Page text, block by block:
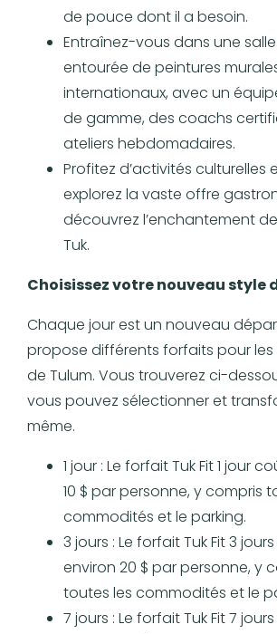
de pouce dont il a besoin.
Entraînez-vous dans une
entourée de peintures
internationaux, avec un
de gamme, des coachs
ateliers hebdomadaires.
Profitez d’activités culturelles
explorez la vaste offre
découvrez l’enchantement
Tuk.
Choisissez votre nouveau style
Chaque jour est un nouveau
propose différents forfaits pour
de Tulum. Vous trouverez ci-
vous pouvez sélectionner et
même.
1 jour : Le forfait Tuk Fit 1 jour
10 $ par personne, y compris
commodités et le parking.
3 jours : Le forfait Tuk Fit 3
environ 20 $ par personne, y
toutes les commodités et le
7 jours : Le forfait Tuk Fit 7